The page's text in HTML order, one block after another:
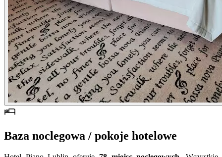
Baza noclegowa / pokoje hotelowe